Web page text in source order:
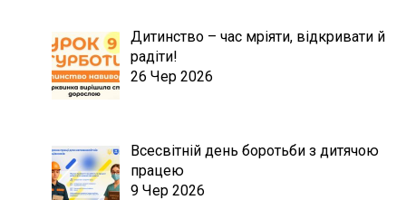
Дитинство – час мріяти, відкривати й
радіти!
26 Чер 2026
Всесвітній день боротьби з дитячою
працею
9 Чер 2026